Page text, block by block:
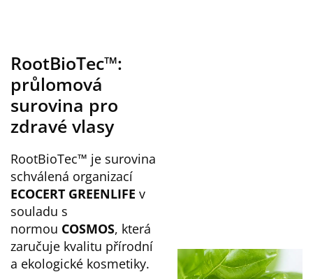
RootBioTec™:
průlomová
surovina pro
zdravé vlasy
RootBioTec™ je surovina
schválená organizací
ECOCERT GREENLIFE v
souladu s
normou COSMOS, která
zaručuje kvalitu přírodní
a ekologické kosmetiky.